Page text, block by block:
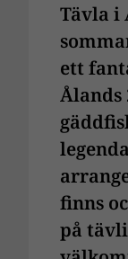
Tävla i
ett
Ålands
finns
på